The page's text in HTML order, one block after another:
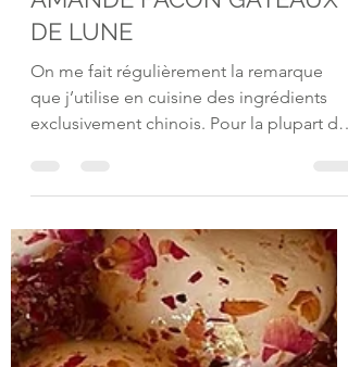
Catherine CHARLES
19 sept. 2022
3 min de lecture
TARTE AUX POMMES-
AMANDE FACON GATEAUX